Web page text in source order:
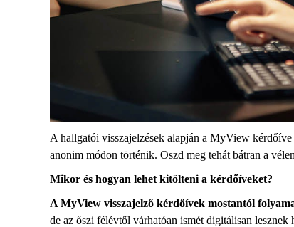
A hallgatói visszajelzések alapján a MyView kérdőíve
anonim módon történik. Oszd meg tehát bátran a
Mikor és hogyan lehet kitölteni a kérdőíveket?
A MyView visszajelző kérdőívek mostantól
de az őszi félévtől várhatóan ismét digitálisan lesznek